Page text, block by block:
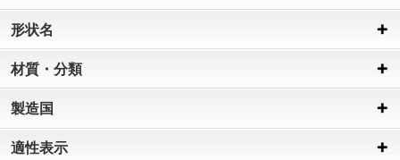
形状名
材質・分類
製造国
適性表示